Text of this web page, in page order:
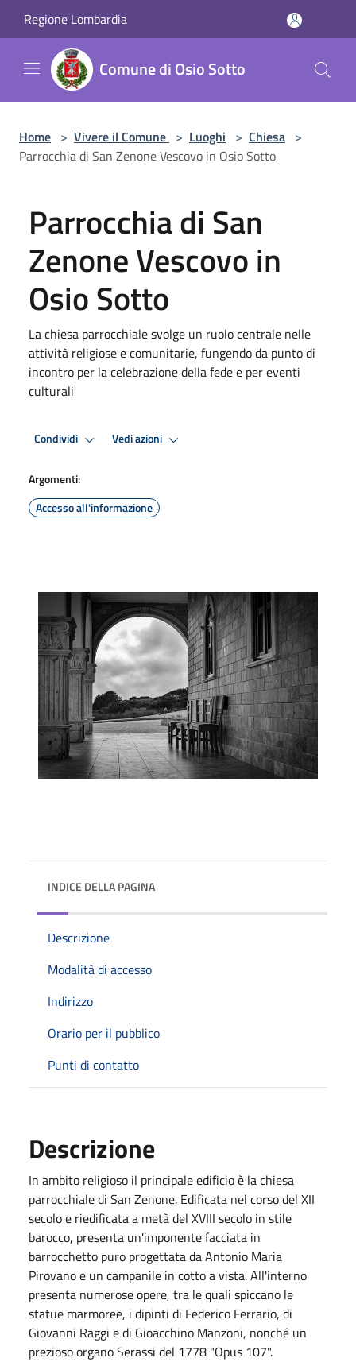
Regione Lombardia
Comune di Osio Sotto
Home > Vivere il Comune > Luoghi > Chiesa >
Parrocchia di San Zenone Vescovo in Osio Sotto
Parrocchia di San
Zenone Vescovo in
Osio Sotto
La chiesa parrocchiale svolge un ruolo centrale nelle
attività religiose e comunitarie, fungendo da punto di
incontro per la celebrazione della fede e per eventi
culturali
Condividi Vedi azioni
Argomenti:
Accesso all'informazione
INDICE DELLA PAGINA
Descrizione
Modalità di accesso
Indirizzo
Orario per il pubblico
Punti di contatto
Descrizione
In ambito religioso il principale edificio è la chiesa
parrocchiale di San Zenone. Edificata nel corso del XII
secolo e riedificata a metà del XVIII secolo in stile
barocco, presenta un'imponente facciata in
barrocchetto puro progettata da Antonio Maria
Pirovano e un campanile in cotto a vista. All'interno
presenta numerose opere, tra le quali spiccano le
statue marmoree, i dipinti di Federico Ferrario, di
Giovanni Raggi e di Gioacchino Manzoni, nonché un
prezioso organo Serassi del 1778 "Opus 107".